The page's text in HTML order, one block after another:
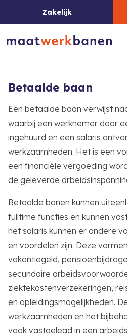
Zakelijk
Betaalde baan
Een betaalde baan verwijst
waarbij een werknemer door
ingehuurd en een salaris
werkzaamheden. Het is een
een financiële vergoeding
de geleverde
Betaalde banen kunnen
fulltime functies en kunnen
het salaris kunnen er andere
en voordelen zijn. Deze
vakantiegeld,
secundaire
ziektekostenverzekeringen,
en opleidingsmogelijkheden.
werkzaamheden en het
vaak vastgelegd in een